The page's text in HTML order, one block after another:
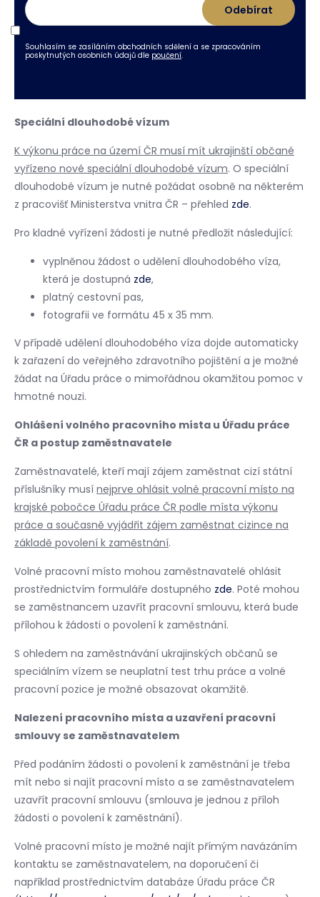
Souhlasím se zasíláním obchodních sdělení a se zpracováním
poskytnutých osobních údajů dle poučení.
Speciální dlouhodobé vízum
K výkonu práce na území ČR musí mít ukrajinští občané
vyřízeno nové speciální dlouhodobé vízum. O speciální
dlouhodobé vízum je nutné požádat osobně na některém
z pracovišť Ministerstva vnitra ČR – přehled zde.
Pro kladné vyřízení žádosti je nutné předložit následující:
vyplněnou žádost o udělení dlouhodobého víza,
která je dostupná zde,
platný cestovní pas,
fotografii ve formátu 45 x 35 mm.
V případě udělení dlouhodobého víza dojde automaticky
k zařazení do veřejného zdravotního pojištění a je možné
žádat na Úřadu práce o mimořádnou okamžitou pomoc v
hmotné nouzi.
Ohlášení volného pracovního místa u Úřadu práce
ČR a postup zaměstnavatele
Zaměstnavatelé, kteří mají zájem zaměstnat cizí státní
příslušníky musí nejprve ohlásit volné pracovní místo na
krajské pobočce Úřadu práce ČR podle místa výkonu
práce a současně vyjádřit zájem zaměstnat cizince na
základě povolení k zaměstnání.
Volné pracovní místo mohou zaměstnavatelé ohlásit
prostřednictvím formuláře dostupného zde. Poté mohou
se zaměstnancem uzavřít pracovní smlouvu, která bude
přílohou k žádosti o povolení k zaměstnání.
S ohledem na zaměstnávání ukrajinských občanů se
speciálním vízem se neuplatní test trhu práce a volné
pracovní pozice je možné obsazovat okamžitě.
Nalezení pracovního místa a uzavření pracovní
smlouvy se zaměstnavatelem
Před podáním žádosti o povolení k zaměstnání je třeba
mít nebo si najít pracovní místo a se zaměstnavatelem
uzavřít pracovní smlouvu (smlouva je jednou z příloh
žádosti o povolení k zaměstnání).
Volné pracovní místo je možné najít přímým navázáním
kontaktu se zaměstnavatelem, na doporučení či
například prostřednictvím databáze Úřadu práce ČR